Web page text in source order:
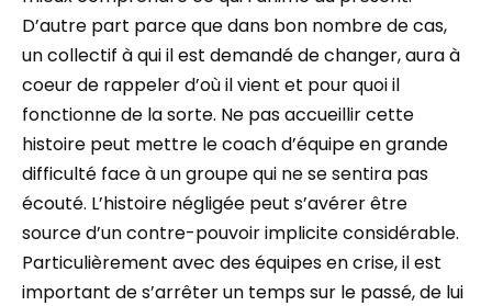
D’autre part parce que dans bon nombre de cas,
un collectif à qui il est demandé de changer, aura à
coeur de rappeler d’où il vient et pour quoi il
fonctionne de la sorte. Ne pas accueillir cette
histoire peut mettre le coach d’équipe en grande
difficulté face à un groupe qui ne se sentira pas
écouté. L’histoire négligée peut s’avérer être
source d’un contre-pouvoir implicite considérable.
Particulièrement avec des équipes en crise, il est
important de s’arrêter un temps sur le passé, de lui